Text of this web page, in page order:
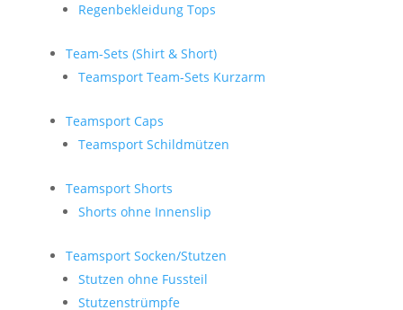
Regenbekleidung Tops
Team-Sets (Shirt & Short)
Teamsport Team-Sets Kurzarm
Teamsport Caps
Teamsport Schildmützen
Teamsport Shorts
Shorts ohne Innenslip
Teamsport Socken/Stutzen
Stutzen ohne Fussteil
Stutzenstrümpfe